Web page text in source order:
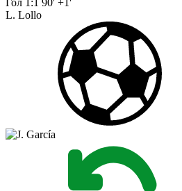
Гол 1:1 90' +1'
L. Lollo